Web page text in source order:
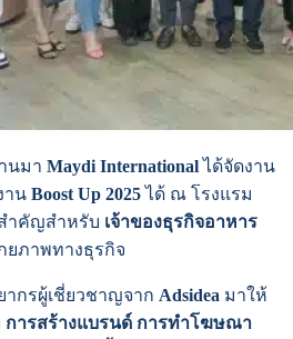
นมา Maydi Internationalได้จัดงาน
าน Boost Up 2025ได้ ณ โรงแรม
ำคัญสำหรับ เจ้าของธุรกิจอาหาร
ยภาพทางธุรกิจ
ากรผู้เชี่ยวชาญจาก Adsidea มาให้
การสร้างแบรนด์ การทำโฆษณา